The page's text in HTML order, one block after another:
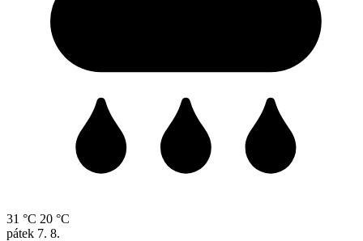
31 °C 20 °C
pátek 7. 8.